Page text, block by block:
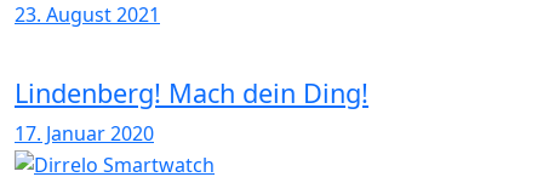
23. August 2021
Lindenberg! Mach dein Ding!
17. Januar 2020